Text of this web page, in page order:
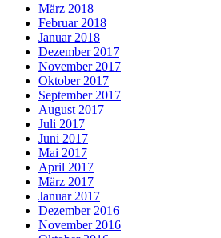
März 2018
Februar 2018
Januar 2018
Dezember 2017
November 2017
Oktober 2017
September 2017
August 2017
Juli 2017
Juni 2017
Mai 2017
April 2017
März 2017
Januar 2017
Dezember 2016
November 2016